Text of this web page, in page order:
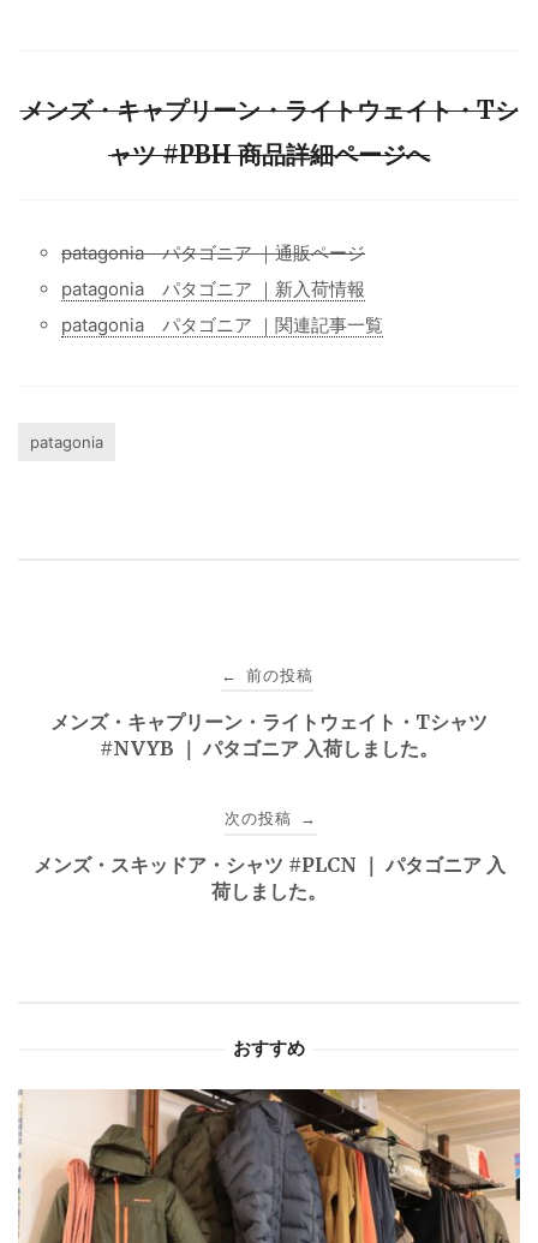
メンズ・キャプリーン・ライトウェイト・Tシ
ャツ #PBH 商品詳細ページへ
patagonia パタゴニア ｜通販ページ
patagonia パタゴニア ｜新入荷情報
patagonia パタゴニア ｜関連記事一覧
patagonia
ゲ
← 前の投稿
メンズ・キャプリーン・ライトウェイト・Tシャツ
#NVYB ｜ パタゴニア 入荷しました。
次の投稿 →
メンズ・スキッドア・シャツ #PLCN ｜ パタゴニア 入
荷しました。
おすすめ